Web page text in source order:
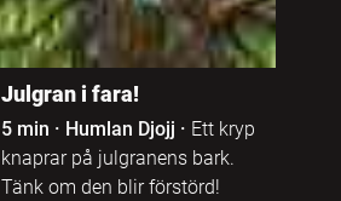
Julgran i fara!
5 min · Humlan Djojj · Ett kryp
knaprar på julgranens bark.
Tänk om den blir förstörd!